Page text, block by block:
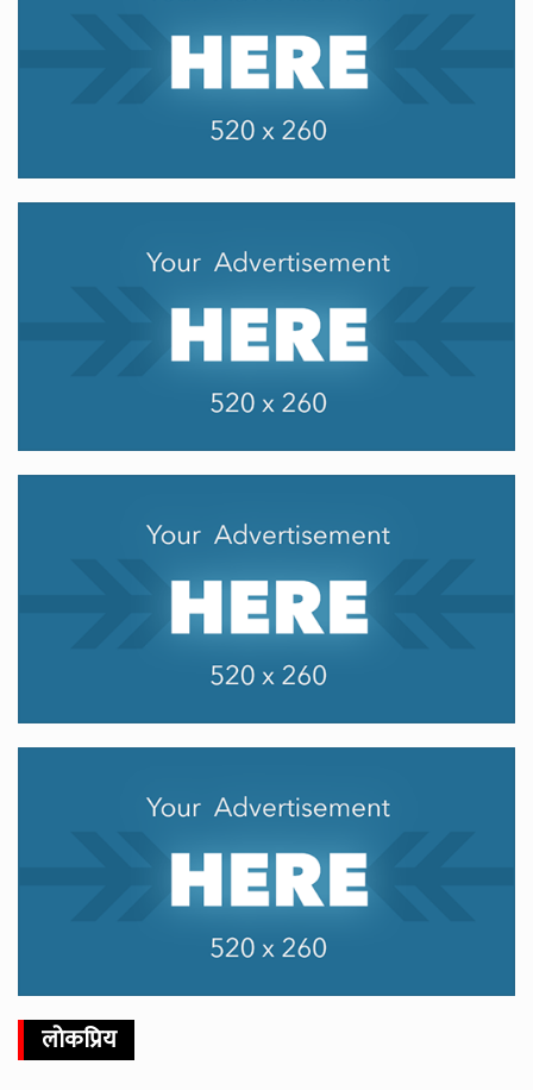
लोकप्रिय